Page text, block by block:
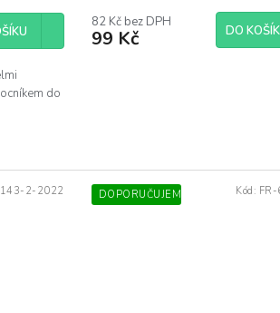
do
82 Kč bez DPH
99 Kč DO
2-2022 DOPORUČUJEME Kód: